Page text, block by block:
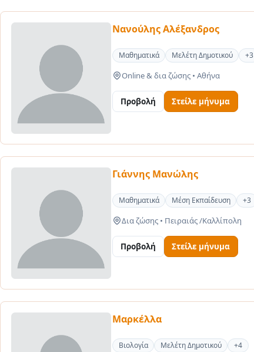
Νανούλης Αλέξανδρος
Μαθηματικά
Μελέτη Δημοτικού +3
Online & δια ζώσης • Αθήνα
Προβολή Στείλε μήνυμα
Γιάννης Μανώλης
Μαθηματικά
Μέση Εκπαίδευση +3
Δια ζώσης • Πειραιάς /Καλλίπολη
Προβολή Στείλε μήνυμα
Μαρκέλλα
Βιολογία
Μελέτη Δημοτικού +4